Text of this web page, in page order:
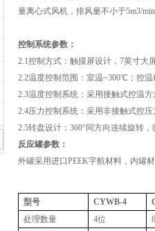
量离心式风机，排风量不小于5m3/
控制系统参数：
2.1控制方式：触摸屏设计，7英寸大
2.2温度控制范围：室温~300℃；控
2.3温度控制系统：采用接触式控温
2.4压力控制系统：采用非接触式控
2.5转盘设计：360°同方向连续旋转
反应罐参数：
外罐采用进口PEEK宇航材料，内罐
型号 CYWB-4
处理数量
4位